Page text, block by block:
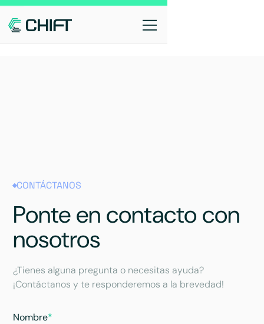
CONTÁCTANOS
Ponte en contacto con
nosotros
¿Tienes alguna pregunta o necesitas ayuda?
¡Contáctanos y te responderemos a la brevedad!
Nombre*